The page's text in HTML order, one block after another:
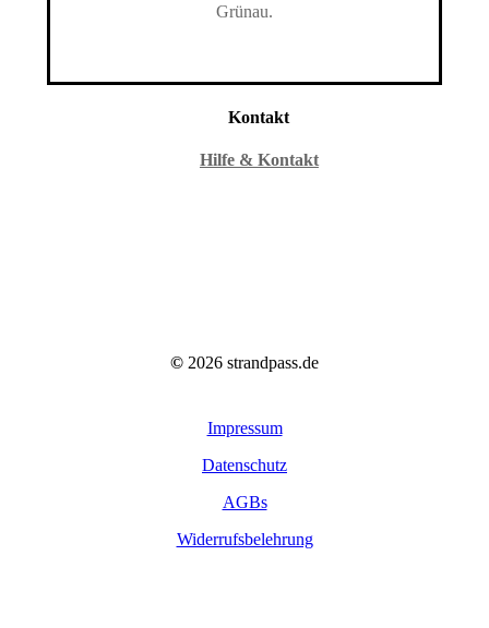
Grünau.
Kontakt
Hilfe & Kontakt
© 2026 strandpass.de
Impressum
Datenschutz
AGBs
Widerrufsbelehrung